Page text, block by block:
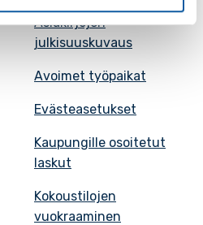
Asiakirjojen
julkisuuskuvaus
Avoimet työpaikat
Evästeasetukset
Kaupungille osoitetut
laskut
Kokoustilojen
vuokraaminen